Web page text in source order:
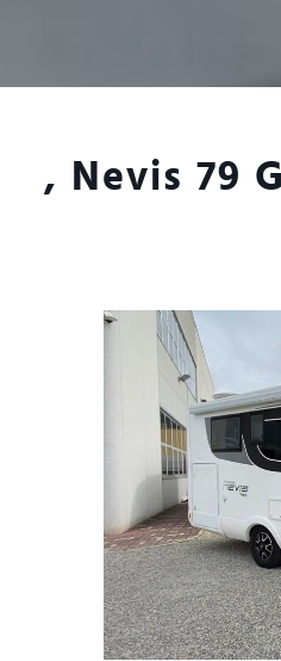
, Nevis 79